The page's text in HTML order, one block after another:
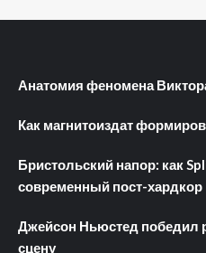
Анатомия феномена
Как магнитоиздат
Бристольский напор: как
современный пост-хардкор
Джейсон Ньюстед победил
сцену